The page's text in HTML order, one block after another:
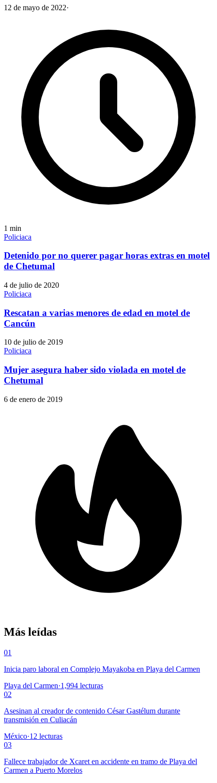
12 de mayo de 2022·
1 min
Policiaca
Detenido por no querer pagar horas extras en motel
de Chetumal
4 de julio de 2020
Policiaca
Rescatan a varias menores de edad en motel de
Cancún
10 de julio de 2019
Policiaca
Mujer asegura haber sido violada en motel de
Chetumal
6 de enero de 2019
Más leídas
01
Inicia paro laboral en Complejo Mayakoba en Playa del Carmen
Playa del Carmen·1,994 lecturas
02
Asesinan al creador de contenido César Gastélum durante
transmisión en Culiacán
México·12 lecturas
03
Fallece trabajador de Xcaret en accidente en tramo de Playa del
Carmen a Puerto Morelos